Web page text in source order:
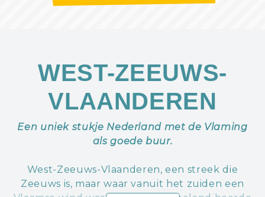
WEST-ZEEUWS-
VLAANDEREN
Een uniek stukje Nederland met de Vlaming
als goede buur.
West-Zeeuws-Vlaanderen, een streek die
Zeeuws is, maar waar vanuit het zuiden een